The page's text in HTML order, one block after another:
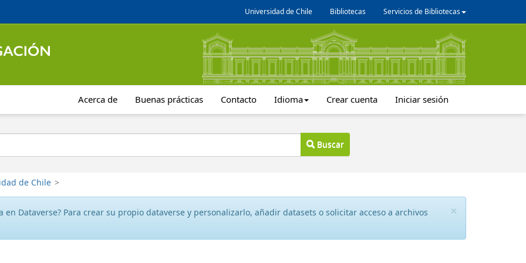
Universidad de Chile Bibliotecas Servicios de Bibliotecas
Acerca de Buenas prácticas Contacto Idioma Crear cuenta Iniciar sesión
Buscar
de Chile >
×
en Dataverse? Para crear su propio dataverse y personalizarlo, añadir datasets o solicitar acceso a archivos